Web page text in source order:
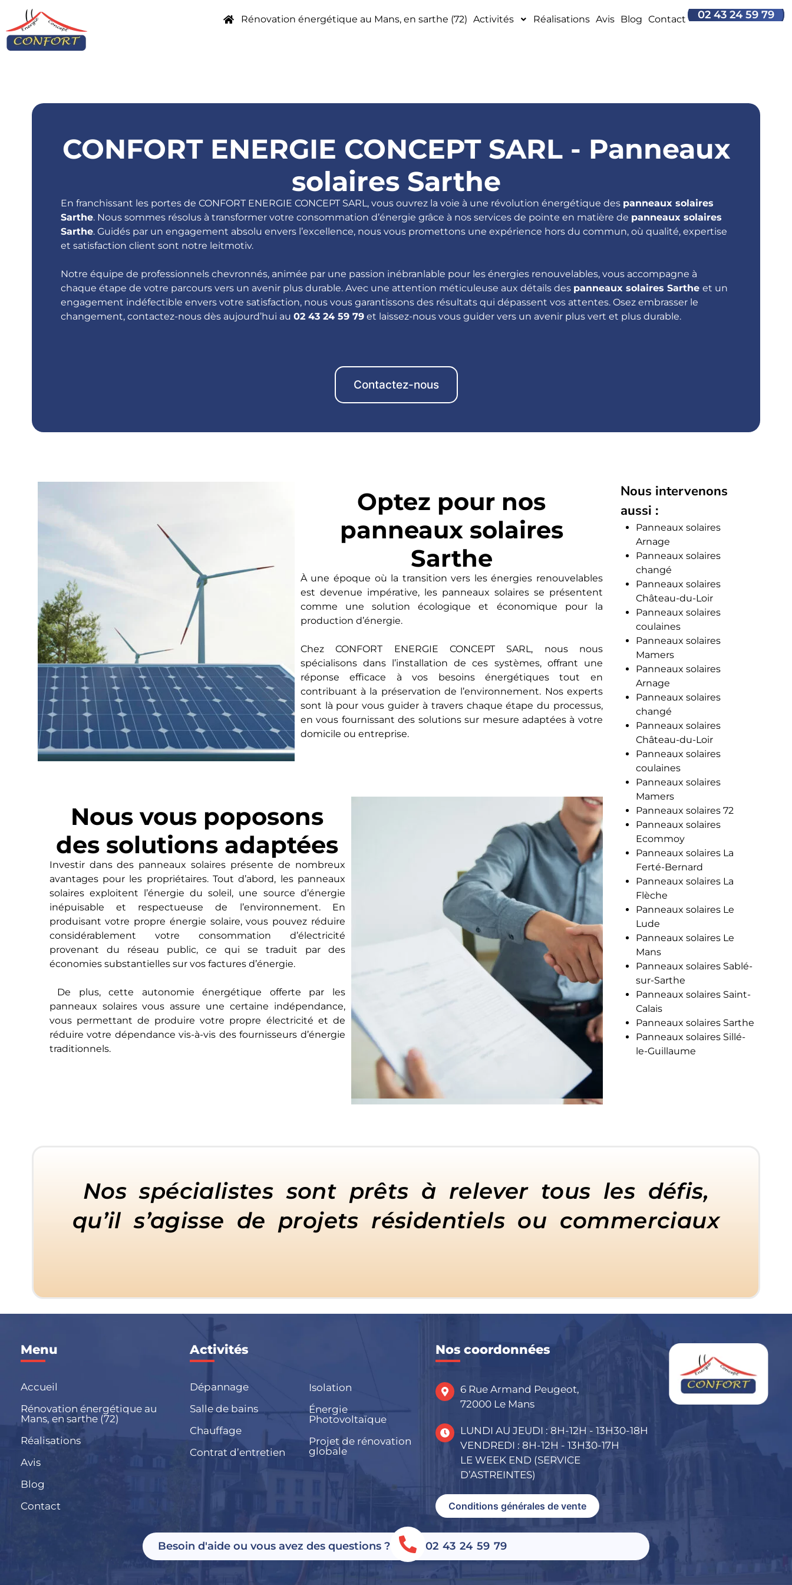
Rénovation énergétique au Mans, en sarthe (72) Activités Réalisations Avis Blog Contact 02 43 24 59 79
CONFORT ENERGIE CONCEPT SARL - Panneaux
solaires Sarthe
En franchissant les portes de CONFORT ENERGIE CONCEPT SARL, vous ouvrez la voie à une révolution énergétique des panneaux solaires
Sarthe. Nous sommes résolus à transformer votre consommation d’énergie grâce à nos services de pointe en matière de panneaux solaires
Sarthe. Guidés par un engagement absolu envers l’excellence, nous vous promettons une expérience hors du commun, où qualité, expertise
et satisfaction client sont notre leitmotiv.
Notre équipe de professionnels chevronnés, animée par une passion inébranlable pour les énergies renouvelables, vous accompagne à
chaque étape de votre parcours vers un avenir plus durable.Avec une attention méticuleuse aux détails des panneaux solaires Sartheet un
engagement indéfectible envers votre satisfaction, nous vous garantissons des résultats qui dépassent vos attentes. Osez embrasser le
changement, contactez-nous dès aujourd’hui au02 43 24 59 79 et laissez-nous vous guider vers un avenir plus vert et plus durable.
Contactez-nous
Optez pour nos
panneaux solaires
Sarthe
À une époque où la transition vers les énergies renouvelables
est devenue impérative, les panneaux solaires se présentent
comme une solution écologique et économique pour la
production d’énergie.
Chez CONFORT ENERGIE CONCEPT SARL, nous nous
spécialisons dans l’installation de ces systèmes, offrant une
réponse efficace à vos besoins énergétiques tout en
contribuant à la préservation de l’environnement. Nos experts
sont là pour vous guider à travers chaque étape du processus,
en vous fournissant des solutions sur mesure adaptées à votre
domicile ou entreprise.
Nous vous poposons
des solutions adaptées
Investir dans des panneaux solaires présente de nombreux
avantages pour les propriétaires. Tout d’abord, les panneaux
solaires exploitent l’énergie du soleil, une source d’énergie
inépuisable et respectueuse de l’environnement. En
produisant votre propre énergie solaire, vous pouvez réduire
considérablement votre consommation d’électricité
provenant du réseau public, ce qui se traduit par des
économies substantielles sur vos factures d’énergie.
De plus, cette autonomie énergétique offerte par les
panneaux solaires vous assure une certaine indépendance,
vous permettant de produire votre propre électricité et de
réduire votre dépendance vis-à-vis des fournisseurs d’énergie
traditionnels.
Nous intervenons
aussi :
Panneaux solaires
Arnage
Panneaux solaires
changé
Panneaux solaires
Château-du-Loir
Panneaux solaires
coulaines
Panneaux solaires
Mamers
Panneaux solaires
Arnage
Panneaux solaires
changé
Panneaux solaires
Château-du-Loir
Panneaux solaires
coulaines
Panneaux solaires
Mamers
Panneaux solaires 72
Panneaux solaires
Ecommoy
Panneaux solaires La
Ferté-Bernard
Panneaux solaires La
Flèche
Panneaux solaires Le
Lude
Panneaux solaires Le
Mans
Panneaux solaires Sablé-
sur-Sarthe
Panneaux solaires Saint-
Calais
Panneaux solaires Sarthe
Panneaux solaires Sillé-
le-Guillaume
Nos spécialistes sont prêts à relever tous les défis,
qu’il s’agisse de projets résidentiels ou commerciaux
Menu
Accueil
Rénovation énergétique au
Mans, en sarthe (72)
Réalisations
Avis
Blog
Contact
Activités
Dépannage
Salle de bains
Chauffage
Contrat d’entretien
Isolation
Énergie
Photovoltaïque
Projet de rénovation
globale
Nos coordonnées
6 Rue Armand Peugeot,
72000 Le Mans
LUNDI AU JEUDI : 8H-12H - 13H30-18H
VENDREDI : 8H-12H - 13H30-17H
LE WEEK END (SERVICE
D’ASTREINTES)
Conditions générales de vente
Besoin d'aide ou vous avez des questions ? 02 43 24 59 79